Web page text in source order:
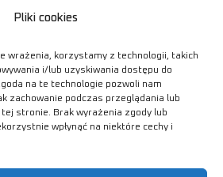
Pliki cookies
wrażenia, korzystamy z technologii, takich
i/lub uzyskiwania dostępu do
na te technologie pozwoli nam
zachowanie podczas przeglądania lub
stronie. Brak wyrażenia zgody lub
wpłynąć na niektóre cechy i
Dowiedz się więcej